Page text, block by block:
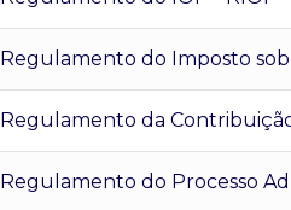
Regulamento do Imposto
Regulamento da
Regulamento do Processo